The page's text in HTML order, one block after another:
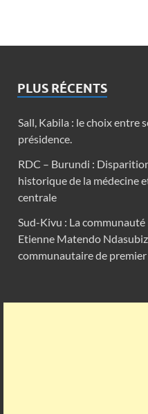
PLUS RÉCENTS
Sall, Kabila : le choix entre
présidence.
RDC – Burundi :
historique de la médecine
centrale
Sud-Kivu : La
Etienne Matendo
communautaire de